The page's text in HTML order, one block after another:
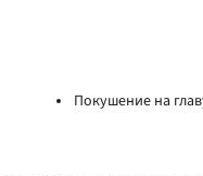
Покушение на